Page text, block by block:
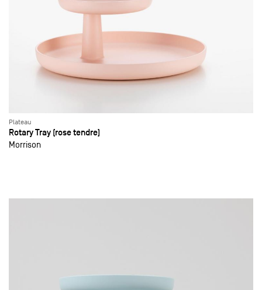
Plateau
Rotary Tray (rose tendre)
Morrison